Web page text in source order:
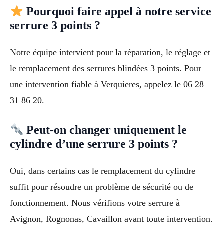
Pourquoi faire appel à notre service
serrure 3 points ?
Notre équipe intervient pour la réparation, le réglage et
le remplacement des serrures blindées 3 points. Pour
une intervention fiable à Verquieres, appelez le 06 28
31 86 20.
Peut-on changer uniquement le
cylindre d’une serrure 3 points ?
Oui, dans certains cas le remplacement du cylindre
suffit pour résoudre un problème de sécurité ou de
fonctionnement. Nous vérifions votre serrure à
Avignon, Rognonas, Cavaillon avant toute intervention.